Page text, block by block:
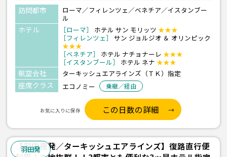
訪問都市
ローマ／フィレンツェ／ベネチア／イスタンブー
ル
ホテル ［ローマ］ ホテル サン モリッツ ★★★
［フィレンツェ］
サン ジョルジオ ＆ オリンピック
★★★
［ベネチア］
ホテル ナチョナーレ ★★★
［イスタンブール］
ホテル ネナ ★★★
航空会社 ターキッシュエアラインズ（ＴＫ）指定
座席クラス エコノミー 乗継／経由
お気に入りに保存 この日数の詳細
羽田発
【羽田夜発／ターキッシュエアラインズ】復路直行便